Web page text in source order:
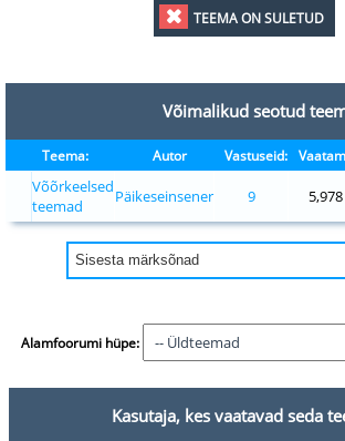
TEEMA ON SULETUD
Võimalikud seotud
Teema: Autor Vastuseid:
Võõrkeelsed
teemad
Päikeseinsener 9 5,978
Alamfoorumi hüpe:
Kasutaja, kes vaatavad seda